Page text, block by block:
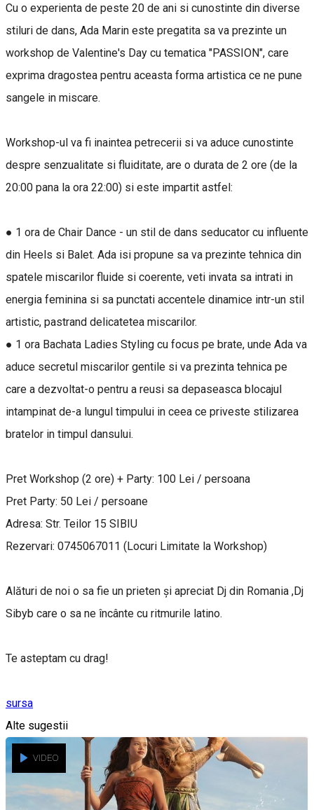
Cu o experienta de peste 20 de ani si cunostinte din diverse
stiluri de dans, Ada Marin este pregatita sa va prezinte un
workshop de Valentine's Day cu tematica "PASSION", care
exprima dragostea pentru aceasta forma artistica ce ne pune
sangele in miscare.
Workshop-ul va fi inaintea petrecerii si va aduce cunostinte
despre senzualitate si fluiditate, are o durata de 2 ore (de la
20:00 pana la ora 22:00) si este impartit astfel:
● 1 ora de Chair Dance - un stil de dans seducator cu influente
din Heels si Balet. Ada isi propune sa va prezinte tehnica din
spatele miscarilor fluide si coerente, veti invata sa intrati in
energia feminina si sa punctati accentele dinamice intr-un stil
artistic, pastrand delicatetea miscarilor.
● 1 ora Bachata Ladies Styling cu focus pe brate, unde Ada va
aduce secretul miscarilor gentile si va prezinta tehnica pe
care a dezvoltat-o pentru a reusi sa depaseasca blocajul
intampinat de-a lungul timpului in ceea ce priveste stilizarea
bratelor in timpul dansului.
Pret Workshop (2 ore) + Party: 100 Lei / persoana
Pret Party: 50 Lei / persoane
Adresa: Str. Teilor 15 SIBIU
Rezervari: 0745067011 (Locuri Limitate la Workshop)
Alături de noi o sa fie un prieten și apreciat Dj din Romania ,Dj
Sibyb care o sa ne încânte cu ritmurile latino.
Te asteptam cu drag!
sursa
Alte sugestii
VIDEO